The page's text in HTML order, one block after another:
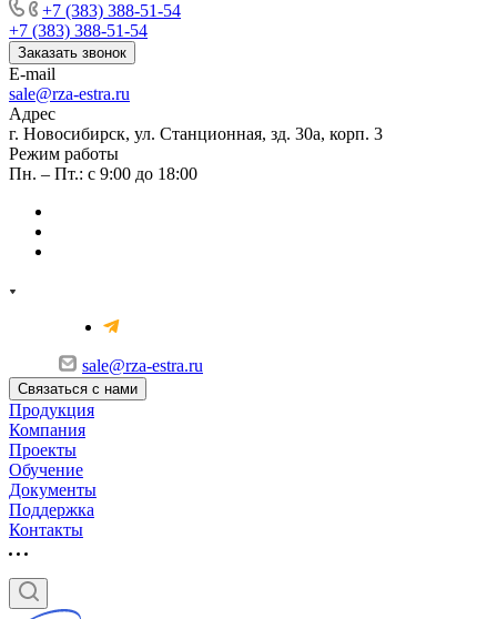
+7 (383) 388-51-54
+7 (383) 388-51-54
Заказать звонок
E-mail
sale@rza-estra.ru
Адрес
г. Новосибирск, ул. Станционная, зд. 30а, корп. 3
Режим работы
Пн. – Пт.: с 9:00 до 18:00
sale@rza-estra.ru
Связаться с нами
Продукция
Компания
Проекты
Обучение
Документы
Поддержка
Контакты